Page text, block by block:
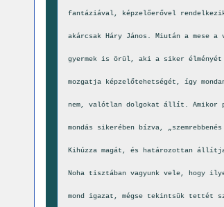
fantáziával, képzelőerővel
akárcsak Háry János. Miután a mese
gyermek is örül, aki a siker élményét
mozgatja képzelőtehetségét, így
nem, valótlan dolgokat állít. Amikor
mondás sikerében bízva,
Kihúzza magát, és határozottan
Noha tisztában vagyunk vele, hogy
mond igazat, mégse tekintsük tettét